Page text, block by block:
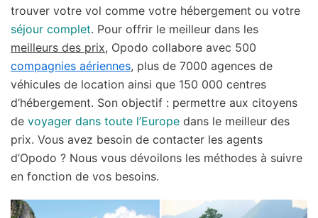
trouver votre vol comme votre hébergement ou votre
séjour complet. Pour offrir le meilleur dans les
meilleurs des prix, Opodo collabore avec 500
compagnies aériennes, plus de 7000 agences de
véhicules de location ainsi que 150 000 centres
d’hébergement. Son objectif : permettre aux citoyens
de voyager dans toute l’Europe dans le meilleur des
prix. Vous avez besoin de contacter les agents
d’Opodo ? Nous vous dévoilons les méthodes à suivre
en fonction de vos besoins.